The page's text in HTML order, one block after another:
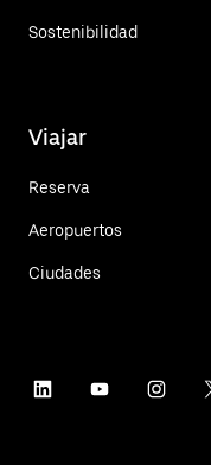
Sostenibilidad
Viajar
Reserva
Aeropuertos
Ciudades